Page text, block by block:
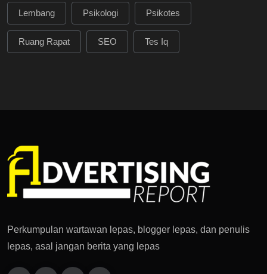
Lembang Psikologi Psikotes
Ruang Rapat SEO Tes Iq
Perkumpulan wartawan lepas, blogger lepas, dan penulis
lepas, asal jangan berita yang lepas